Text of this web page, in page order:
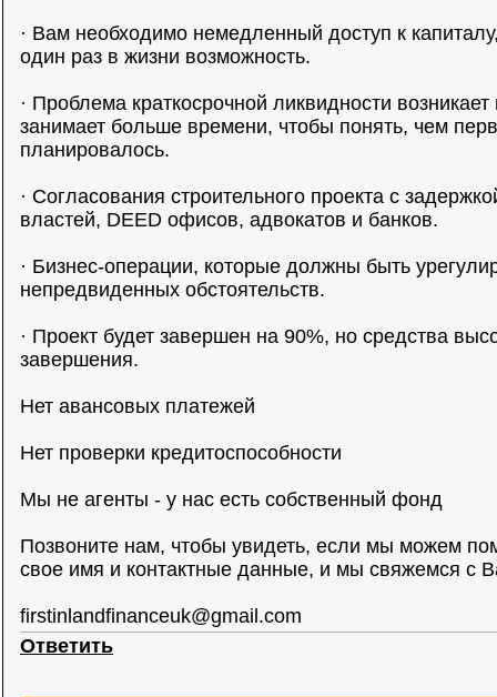
· Вам необходимо немедленный доступ к
один раз в жизни возможность.
· Проблема краткосрочной ликвидности возникает
занимает больше времени, чтобы понять, чем
планировалось.
· Согласования строительного проекта с
властей, DEED офисов, адвокатов и банков.
· Бизнес-операции, которые должны быть
непредвиденных обстоятельств.
· Проект будет завершен на 90%, но средства
завершения.
Нет авансовых платежей
Нет проверки кредитоспособности
Мы не агенты - у нас есть собственный фонд
Позвоните нам, чтобы увидеть, если мы можем
свое имя и контактные данные, и мы свяжемся с
firstinlandfinanceuk@gmail.com
Ответить